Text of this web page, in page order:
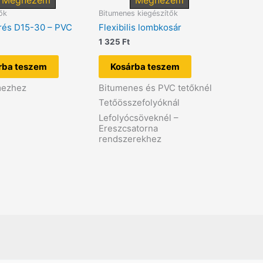
D15-30 – PVC
teszem
Bitumenes kiegészítők
Flexibilis lombkosár
1 325Ft
Kosárba teszem
Bitumenes és PVC tetőknél
Tetőösszefolyóknál
Lefolyócsöveknél –
Ereszcsatorna
rendszerekhez